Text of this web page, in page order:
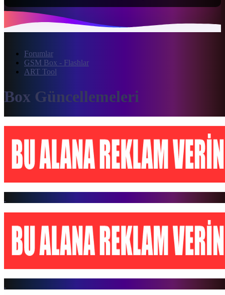
Forumlar
GSM Box - Flashlar
ART Tool
Box Güncellemeleri